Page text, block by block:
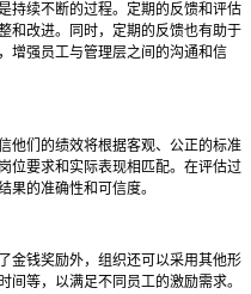
持续不断的过程。定期的反馈和评估
和改进。同时，定期的反馈也有助于
增强员工与管理层之间的沟通和信
他们的绩效将根据客观、公正的标准
位要求和实际表现相匹配。在评估过
果的准确性和可信度。
金钱奖励外，组织还可以采用其他形
等，以满足不同员工的激励需求。